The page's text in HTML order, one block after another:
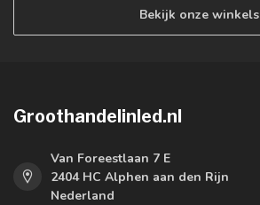
Bekijk onze winkels
Groothandelinled.nl
Van Foreestlaan 7 E
2404 HC Alphen aan den Rijn
Nederland